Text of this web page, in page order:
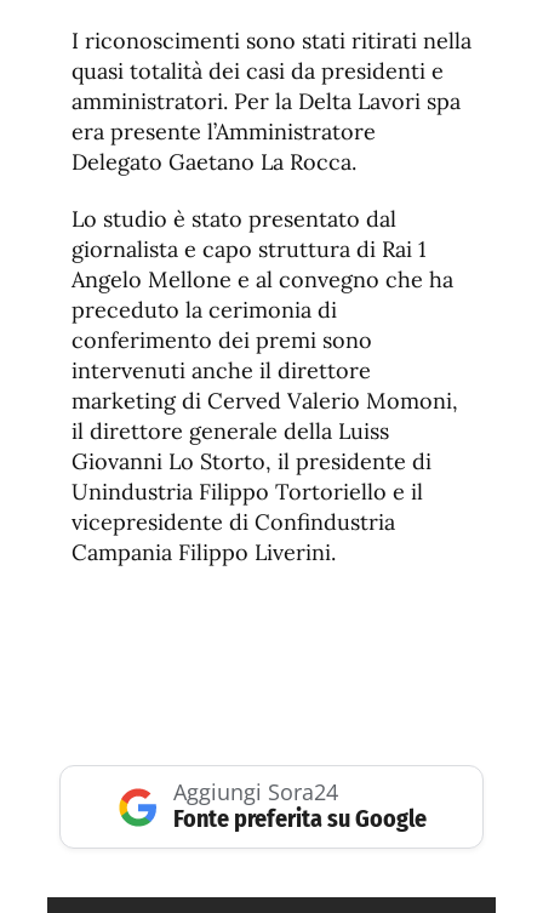
I riconoscimenti sono stati ritirati nella
quasi totalità dei casi da presidenti e
amministratori. Per la Delta Lavori spa
era presente l’Amministratore
Delegato Gaetano La Rocca.
Lo studio è stato presentato dal
giornalista e capo struttura di Rai 1
Angelo Mellone e al convegno che ha
preceduto la cerimonia di
conferimento dei premi sono
intervenuti anche il direttore
marketing di Cerved Valerio Momoni,
il direttore generale della Luiss
Giovanni Lo Storto, il presidente di
Unindustria Filippo Tortoriello e il
vicepresidente di Confindustria
Campania Filippo Liverini.
Aggiungi Sora24
Fonte preferita su Google